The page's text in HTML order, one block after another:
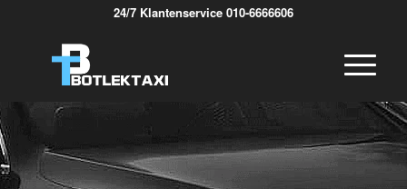
24/7 Klantenservice 010-6666606